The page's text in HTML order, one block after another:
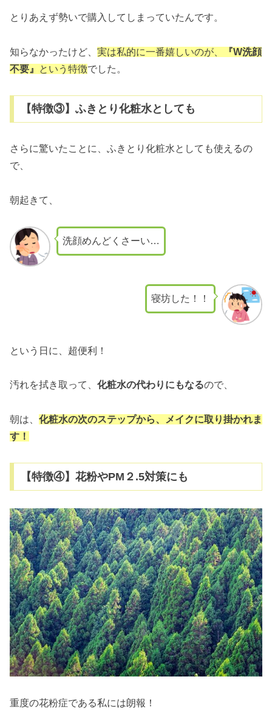
とりあえず勢いで購入してしまっていたんです。
知らなかったけど、 実は私的に一番嬉しいのが、
『W洗顔
不要』
という特徴でした。
【特徴③】ふきとり化粧水としても
さらに驚いたことに、ふきとり化粧水としても使えるの
で、
朝起きて、
洗顔めんどくさーい…
寝坊した！！
という日に、超便利！
汚れを拭き取って、 化粧水の代わりにもなるので、
朝は、 化粧水の次のステップから、メイクに取り掛かれま
す！
【特徴④】花粉やPM２.5対策にも
重度の花粉症である私には朗報！